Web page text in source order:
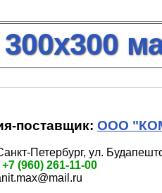
поставщик: ООО
Петербург, ул.
+7 (960) 261-11-00